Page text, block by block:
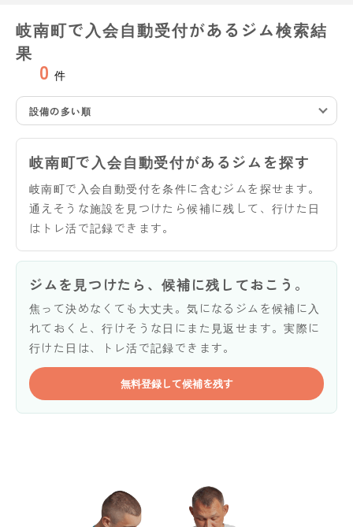
岐南町で入会自動受付があるジム検索結
果
0 件
設備の多い順
岐南町で入会自動受付があるジムを探す
岐南町で入会自動受付を条件に含むジムを探せます。
通えそうな施設を見つけたら候補に残して、行けた日
はトレ活で記録できます。
ジムを見つけたら、候補に残しておこう。
焦って決めなくても大丈夫。気になるジムを候補に入
れておくと、行けそうな日にまた見返せます。実際に
行けた日は、トレ活で記録できます。
無料登録して候補を残す